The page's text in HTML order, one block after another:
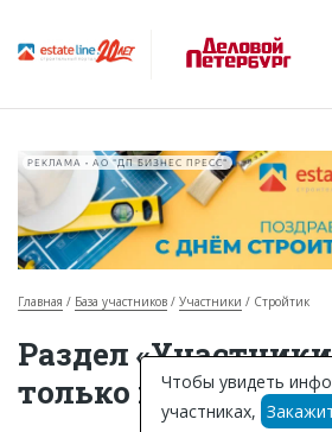
Горячие объекты
База строящихся объектов
РЕКЛАМА • АО "ДП БИЗНЕС ПРЕСС"
Главная База участников Участники Стройтик
Раздел
только
Чтобы увидеть
участниках,